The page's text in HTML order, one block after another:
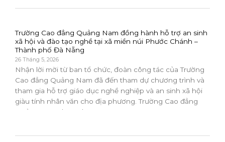
Trường Cao đẳng Quảng Nam đồng hành hỗ trợ an sinh
xã hội và đào tạo nghề tại xã miền núi Phước Chánh –
Thành phố Đà Nẵng
26 Tháng 5, 2026
Nhận lời mời từ ban tổ chức, đoàn công tác của Trường
Cao đẳng Quảng Nam đã đến tham dự chương trình và
tham gia hỗ trợ giáo dục nghề nghiệp và an sinh xã hội
giàu tính nhân văn cho địa phương. Trường Cao đẳng
Quảng Nam tham dự...